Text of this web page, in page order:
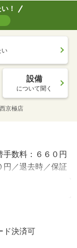
！
い
設備
について聞く
京極店
数料：６６０円
／退去時／保証
人入居可／子供
／ガスコンロ対
／室内洗濯置／
キッチン／温水
ド決済可